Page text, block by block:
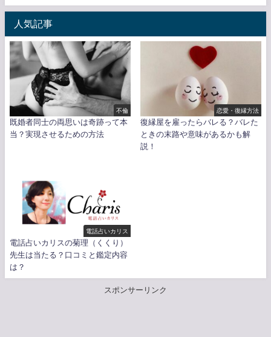
人気記事
不倫
既婚者同士の両思いは奇跡って本
当？実現させるための方法
恋愛・復縁方法
復縁屋を雇ったらバレる？バレた
ときの末路や意味があるかも解
説！
電話占いカリス
電話占いカリスの菊理（くくり）
先生は当たる？口コミと鑑定内容
は？
スポンサーリンク